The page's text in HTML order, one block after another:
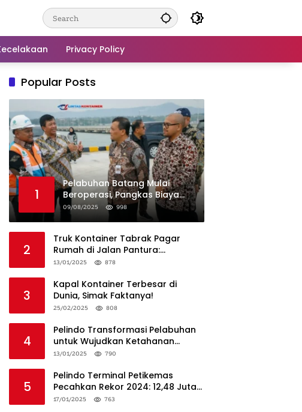
Privacy Policy
Popular Posts
1
Pelabuhan Batang Mulai
Beroperasi, Pangkas Biaya
Logistik Industri!
09/08/2025 998
2
Truk Kontainer Tabrak Pagar
Rumah di Jalan Pantura:
Kronologi dan Langkah
13/01/2025 878
3
Kapal Kontainer Terbesar di
Dunia, Simak Faktanya!
25/02/2025 808
4
Pelindo Transformasi Pelabuhan
untuk Wujudkan Ketahanan
Logistik dan Daya Saing Global
13/01/2025 790
5
Pelindo Terminal Petikemas
Pecahkan Rekor 2024: 12,48 Juta
TEUs, Bukti Keunggulan Logistik
17/01/2025 763